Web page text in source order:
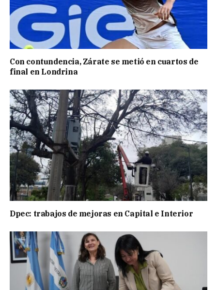
Con contundencia, Zárate se metió en cuartos de
final en Londrina
Dpec: trabajos de mejoras en Capital e Interior